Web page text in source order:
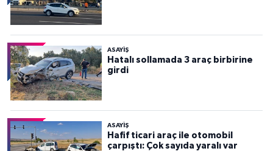
ASAYİŞ
Hatalı sollamada 3 araç birbirine
girdi
ASAYİŞ
Hafif ticari araç ile otomobil
çarpıştı: Çok sayıda yaralı var